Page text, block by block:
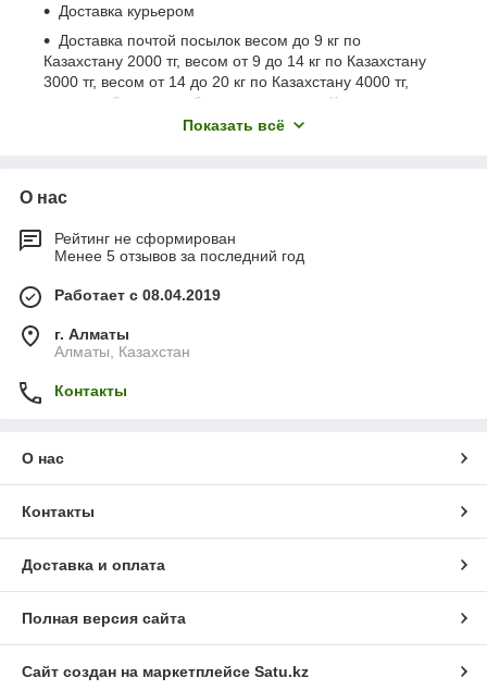
Доставка курьером
Доставка почтой посылок весом до 9 кг по
Казахстану 2000 тг, весом от 9 до 14 кг по Казахстану
3000 тг, весом от 14 до 20 кг по Казахстану 4000 тг,
заказ необходимо забрать в отделении Казпочта,
оправка осуществляется после оплаты 30% от
Доставка транспортной компанией производится
зависит от веса и габарита посылки, рассчитывается
индивидуально. Осуществляется после 100 %
Показать всё
О нас
Рейтинг не сформирован
Менее 5 отзывов за последний год
Работает с 08.04.2019
г. Алматы
Алматы, Казахстан
Контакты
О нас
Контакты
Доставка и оплата
Полная версия сайта
Сайт создан на маркетплейсе Satu.kz